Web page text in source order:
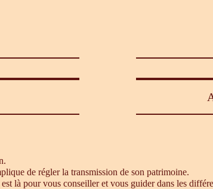
de régler la transmission de son patrimoine.
là pour vous conseiller et vous guider dans les